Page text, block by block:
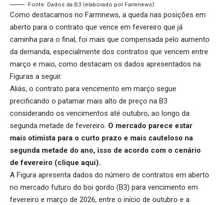
Fonte: Dados da B3 (elaborado por Farmnews)
Como destacamos no Farmnews, a queda nas posições em
aberto para o contrato que vence em fevereiro que já
caminha para o final, foi mais que compensada pelo aumento
da demanda, especialmente dos contratos que vencem entre
março e maio, como destacam os dados apresentados na
Figuras a seguir.
Aliás, o contrato para vencimento em março segue
precificando o patamar mais alto de preço na B3
considerando os vencimentos até outubro, ao longo da
segunda metade de fevereiro. O mercado parece estar
mais otimista para o curto prazo e mais cauteloso na
segunda metade do ano, isso de acordo com o cenário
de fevereiro (clique aqui).
A Figura apresenta dados do número de contratos em aberto
no mercado futuro do boi gordo (B3) para vencimento em
fevereiro e março de 2026, entre o início de outubro e a